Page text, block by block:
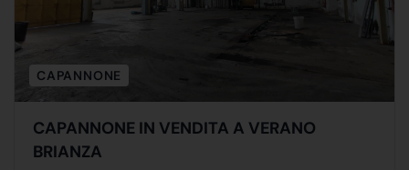
CAPANNONE
CAPANNONE IN VENDITA A VERANO
BRIANZA